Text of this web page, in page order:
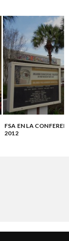
FSA EN LA
2012